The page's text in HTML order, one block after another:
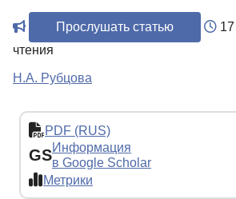
Прослушать статью
чтения
Н.А. Рубцова
PDF (RUS)
GSИнформация
в Google Scholar
Метрики